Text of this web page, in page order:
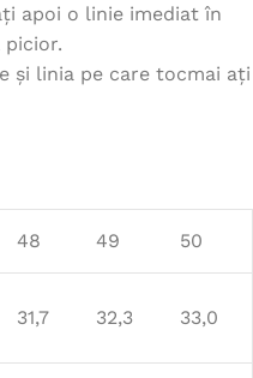
apoi o linie imediat în
și linia pe care tocmai ați
48 49 50
31,7 32,3 33,0